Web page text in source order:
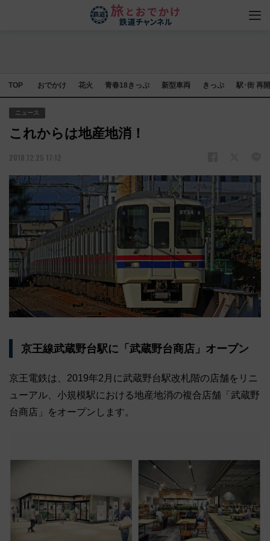
TOP おでかけ 花火 青春18きっぷ 新型車両 きっぷ 駅･街 再
ニュース
これからは地産地消！
2018.12.25 17:12
京王線武蔵野台駅に「武蔵野台商店」オープン
京王電鉄は、2019年2月に武蔵野台駅改札階の店舗をリニ
ューアル、小規模駅における地産地消の複合店舗「武蔵野
台商店」をオープンします。